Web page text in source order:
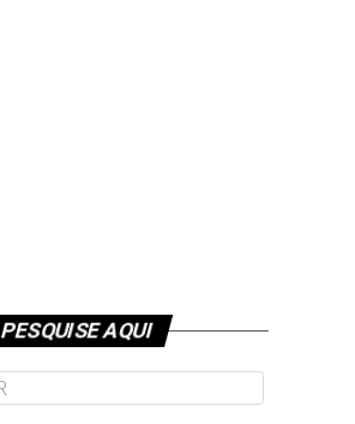
PESQUISE AQUI